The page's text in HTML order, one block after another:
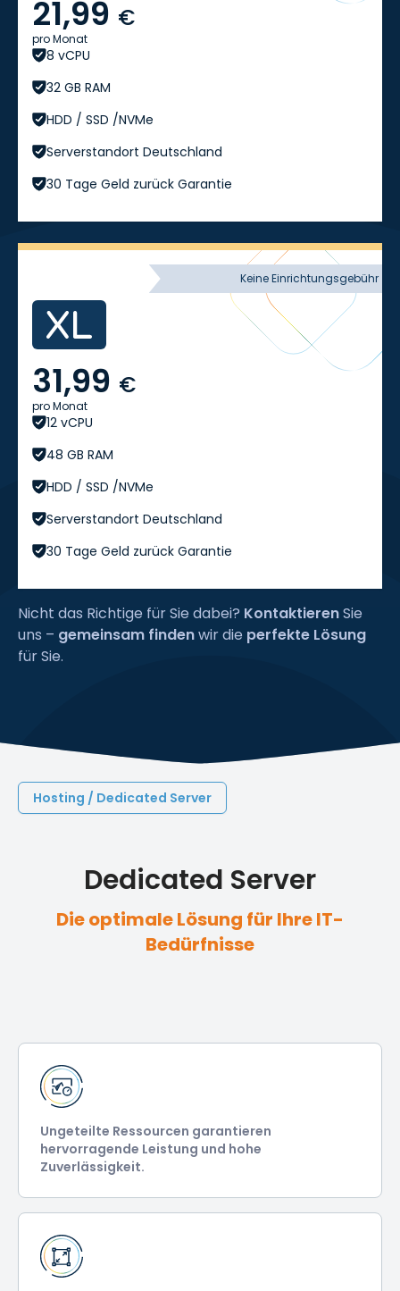
21,99 €
pro Monat
8 vCPU
32 GB RAM
HDD / SSD /NVMe
Serverstandort Deutschland
30 Tage Geld zurück Garantie
Keine Einrichtungsgebühr
31,99 €
pro Monat
12 vCPU
48 GB RAM
HDD / SSD /NVMe
Serverstandort Deutschland
30 Tage Geld zurück Garantie
Nicht das Richtige für Sie dabei? KontaktierenSie
uns – gemeinsam findenwir die perfekte Lösung
für Sie.
Hosting / Dedicated Server
Dedicated Server
Die optimale Lösung für Ihre IT-
Bedürfnisse
Ungeteilte Ressourcen garantieren
hervorragende Leistung und hohe
Zuverlässigkeit.